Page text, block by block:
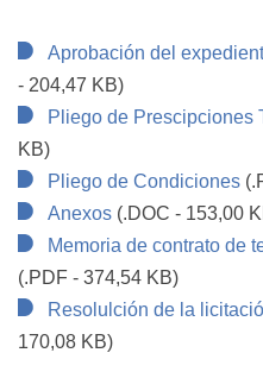
Aprobación del
- 204,47 KB)
Pliego de Prescipciones
KB)
Pliego de Condiciones
Anexos (.DOC - 153,00
Memoria de contrato de
(.PDF - 374,54 KB)
Resolulción de la
170,08 KB)